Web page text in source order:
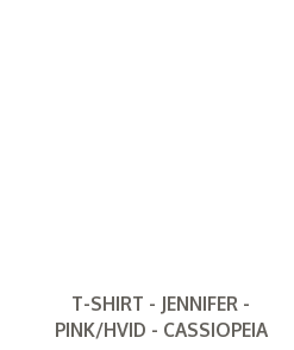
T-SHIRT - JENNIFER -
PINK/HVID - CASSIOPEIA